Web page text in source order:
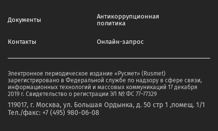
Документы
Антикоррупционная
политика
Контакты Онлайн-запрос
Электронное периодическое издание «Русмет» (Rusmet)
зарегистрировано в Федеральной службе по надзору в сфере связи,
информационных технологий и массовых коммуникаций 17 декабря
2019 г. Свидетельство о регистрации ЭЛ № ФС 77–77329
119017, г. Москва, ул. Большая Ордынка, д. 50 стр 1 ,помещ. 1/1
Тел./факс: +7 (495) 980-06-08